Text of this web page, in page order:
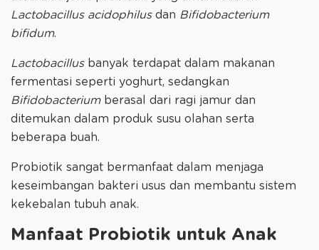
Lactobacillus acidophilusdan Bifidobacterium
bifidum.
Lactobacillus banyak terdapat dalam makanan
fermentasi seperti yoghurt, sedangkan
Bifidobacterium berasal dari ragi jamur dan
ditemukan dalam produk susu olahan serta
beberapa buah.
Probiotik sangat bermanfaat dalam menjaga
keseimbangan bakteri usus dan membantu sistem
kekebalan tubuh anak.
Manfaat Probiotik untuk Anak